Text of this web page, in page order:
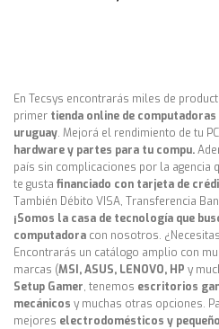
En Tecsys encontrarás miles de
primer tienda online de
uruguay. Mejorá el rendimiento de tu
hardware y partes para tu compu.
país sin complicaciones por la agencia
te gusta financiado con tarjeta de
También Débito VISA, Transferencia
¡Somos la casa de tecnología que
computadora con nosotros.
Encontrarás un catálogo amplio con
marcas (MSI, ASUS, LENOVO, HP y
Setup Gamer, tenemos escritorios
mecánicos y muchas otras opciones.
mejores electrodomésticos y